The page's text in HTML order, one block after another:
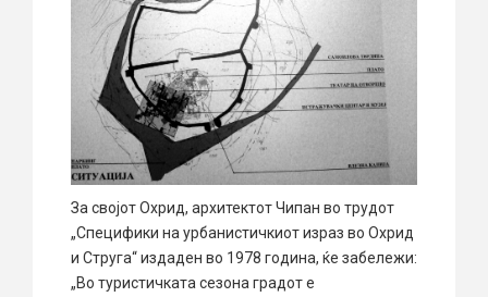
За својот Охрид, архитектот Чипан во трудот
„Специфики на урбанистичкиот израз во Охрид
и Струга“ издаден во 1978 година, ќе забележи:
„Во туристичката сезона градот е